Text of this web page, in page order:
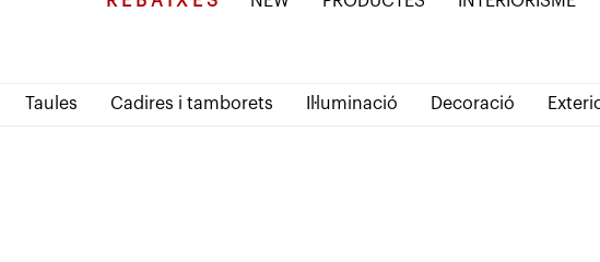
Taules Cadires i tamborets Il·luminació Decoració